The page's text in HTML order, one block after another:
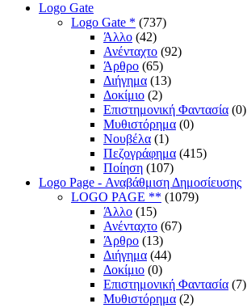
Logo Gate
Logo Gate * (737)
Άλλο (42)
Ανένταχτο (92)
Άρθρο (65)
Διήγημα (13)
Δοκίμιο (2)
Επιστημονική Φαντασία (0)
Μυθιστόρημα (0)
Νουβέλα (1)
Πεζογράφημα (415)
Ποίηση (107)
Logo Page - Αναβάθμιση Δημοσίευσης
LOGO PAGE ** (1079)
Άλλο (15)
Ανένταχτο (67)
Άρθρο (13)
Διήγημα (44)
Δοκίμιο (0)
Επιστημονική Φαντασία (7)
Μυθιστόρημα (2)